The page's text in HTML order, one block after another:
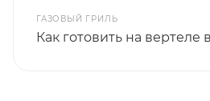
ГАЗОВЫЙ ГРИЛЬ
Как готовить на вертеле